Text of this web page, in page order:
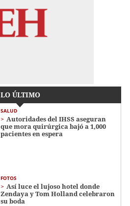
LO ÚLTIMO
SALUD
Autoridades del IHSS aseguran
que mora quirúrgica bajó a 1,000
pacientes en espera
FOTOS
Así luce el lujoso hotel donde
Zendaya y Tom Holland celebraron
su boda